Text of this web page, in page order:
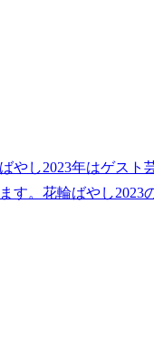
やし2023年はゲスト
す。花輪ばやし2023